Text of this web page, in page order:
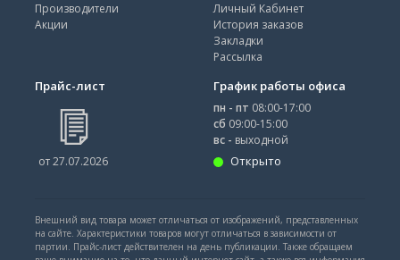
Производители
Акции
Личный Кабинет
История заказов
Закладки
Рассылка
Прайс-лист
от 27.07.2026
График работы офиса
пн - пт 08:00-17:00
сб 09:00-15:00
вс - выходной
Открыто
Внешний вид товара может отличаться от изображений, представленных
на сайте. Характеристики товаров могут отличаться в зависимости от
партии. Прайс-лист действителен на день публикации. Также обращаем